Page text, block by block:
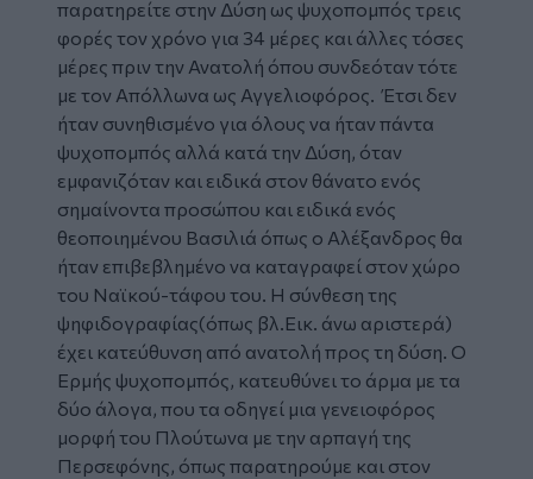
παρατηρείτε στην Δύση ως ψυχοπομπός τρεις
φορές τον χρόνο για 34 μέρες και άλλες τόσες
μέρες πριν την Ανατολή όπου συνδεόταν τότε
με τον Απόλλωνα ως Αγγελιοφόρος. Έτσι δεν
ήταν συνηθισμένο για όλους να ήταν πάντα
ψυχοπομπός αλλά κατά την Δύση, όταν
εμφανιζόταν και ειδικά στον θάνατο ενός
σημαίνοντα προσώπου και ειδικά ενός
θεοποιημένου Βασιλιά όπως ο Αλέξανδρος θα
ήταν επιβεβλημένο να καταγραφεί στον χώρο
του Ναϊκού-τάφου του. Η σύνθεση της
ψηφιδογραφίας(όπως βλ.Εικ. άνω αριστερά)
έχει κατεύθυνση από ανατολή προς τη δύση. Ο
Ερμής ψυχοπομπός, κατευθύνει το άρμα με τα
δύο άλογα, που τα οδηγεί μια γενειοφόρος
μορφή του Πλούτωνα με την αρπαγή της
Περσεφόνης, όπως παρατηρούμε και στον